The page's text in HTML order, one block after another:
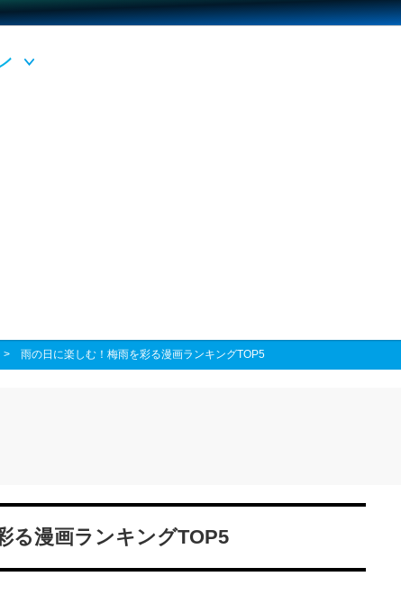
> 雨の日に楽しむ！梅雨を彩る漫画ランキングTOP5
る漫画ランキングTOP5